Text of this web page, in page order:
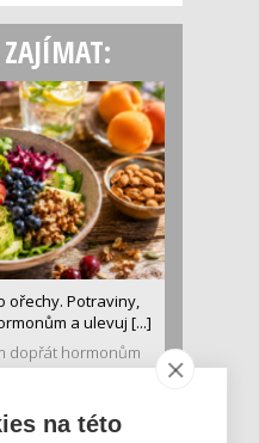
ořechy. Potraviny,
a ulevuj [...]
dopřát hormonům
zelenina nebo
na této